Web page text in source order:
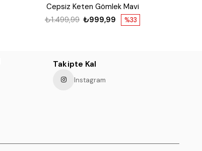
Cepsiz Keten Gömlek Mavi
%33
₺999,99
₺1.499,99
Takipte Kal
Instagram